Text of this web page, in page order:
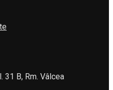
31 B, Rm. Vâlcea